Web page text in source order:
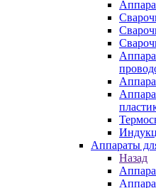
Аппараты
Назад